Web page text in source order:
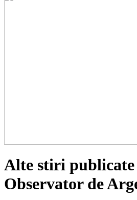
Alte stiri publicate
Observator de